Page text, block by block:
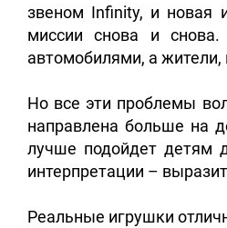
звеном Infinity, и новая
миссии снова и
автомобилями, а
Но все эти проблемы
направлена больше на
лучше подойдет детям
интерпретации –
Реальные игрушки